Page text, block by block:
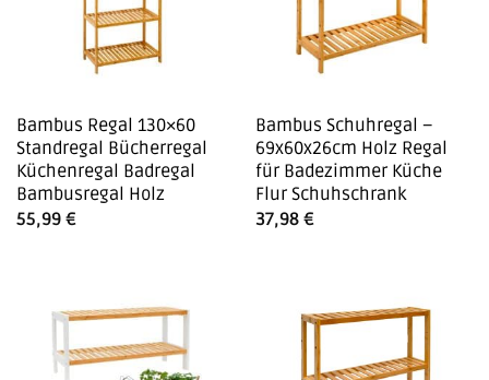
Bambus Regal 130×60
Standregal Bücherregal
Küchenregal Badregal
Bambusregal Holz
55,99 €
Bambus Schuhregal –
69x60x26cm Holz Regal
für Badezimmer Küche
Flur Schuhschrank
37,98 €